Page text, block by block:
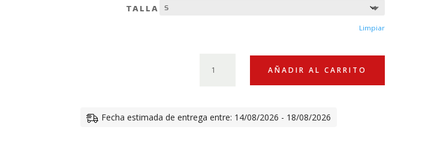
TALLA
Limpiar
TOUR
AÑADIR AL CARRITO
Fecha estimada de entrega entre: 14/08/2026 - 18/08/2026